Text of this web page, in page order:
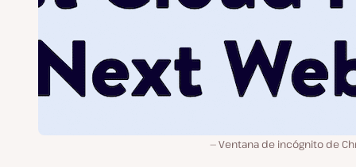
Ventana de incógnito de